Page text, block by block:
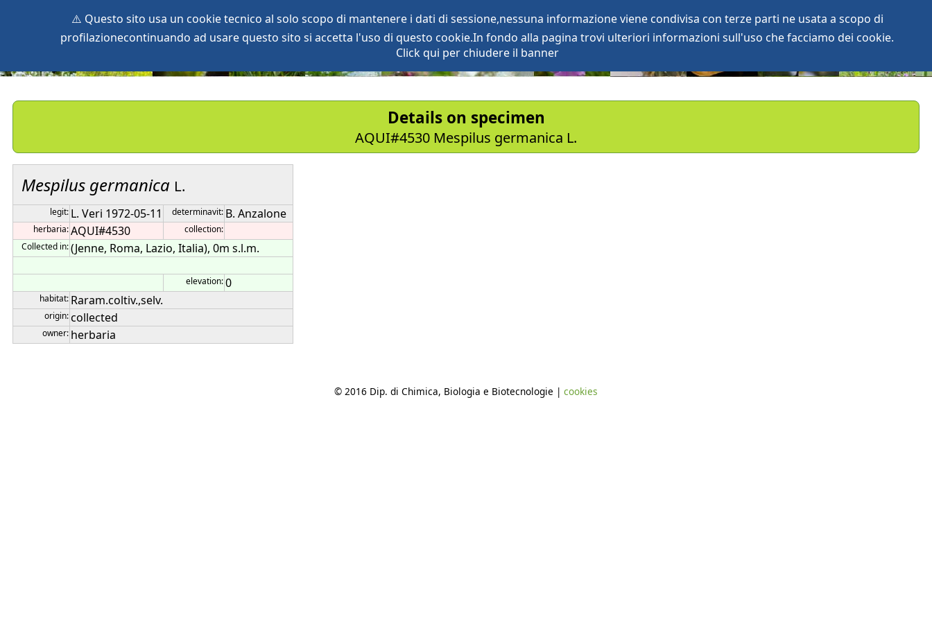
⚠️ Questo sito usa un cookie tecnico al solo scopo di mantenere i dati di sessione,nessuna informazione viene condivisa con terze parti ne usata a scopo di
profilazionecontinuando ad usare questo sito si accetta l'uso di questo cookie.In fondo alla pagina trovi ulteriori informazioni sull'uso che facciamo dei cookie.
Click qui per chiudere il banner
login
anArchive
Details on specimen
AQUI#4530 Mespilus germanica L.
Mespilus germanica L.
legit: L. Veri 1972-05-11 determinavit: B. Anzalone
herbaria:AQUI#4530
collection:
Collected in:(Jenne, Roma, Lazio, Italia), 0m s.l.m.
elevation:0
habitat: Raram.coltiv.,selv.
origin:collected
owner: herbaria
© 2016 Dip. di Chimica, Biologia e Biotecnologie | cookies